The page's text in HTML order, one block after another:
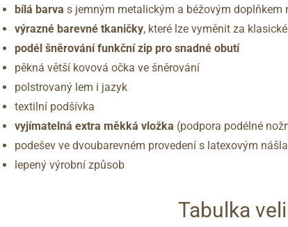
bílá barva s jemným metalickým a béžovým doplňkem
výrazné barevné tkaničky, které lze vyměnit za
podél šněrování funkční zip pro snadné obutí
pěkná větší kovová očka ve šněrování
polstrovaný lem i jazyk
textilní podšívka
vyjímatelná extra měkká vložka (podpora podélné
podešev ve dvoubarevném provedení s latexovým
lepený výrobní způsob
Tabulka